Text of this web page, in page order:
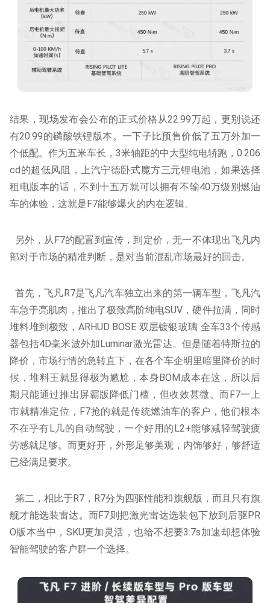
结果，现场发布会公布的正式价格从22.99万起，更别说还
有20.99的磷酸铁锂版本。一下子比预售价低了五万外加一
个低配。作为五米车长，3米轴距的中大型纯电轿跑，0.206
cd的超低风阻，上汽宁德卧式魔方三元锂电池，如果选择
租电版本的话，不到十五万就可以拥有不输40万级别燃油
车的体验，这就是F7能够爆火的内在逻辑。
另外，从F7的配置到宣传，到定价，无一不体现出飞凡内
部对于市场的精准判断，是对当前混乱市场最好的回击。
首先，飞凡R7是飞凡汽车独立出来的第一辆车型，飞凡汽
车急于亮肌肉，推出了极致高阶纯电SUV，硬件拉满，同时
堆料堆到极致，ARHUD BOSE 双层镀银玻璃 全车33个传感
器包括4D毫米波外加Luminar激光雷达。但是随着特斯拉的
降价，市场行情的急转直下，在各个车企明里暗里降价的时
候，堆料王就显得极为尴尬，本身BOM成本在这，所以后
期只能通过推出屏霸版降低门槛，但收效甚微。而F7一上
市就精准定位，F7抢的就是传统燃油车的客户，他们根本
不在乎有L几的自动驾驶，一个好用的L2+能够减轻驾驶疲
劳感就足够。而更好开，外形足够美观，内饰够好，够舒适
已经满足要求。
第二，相比于R7，R7分为四驱性能和旗舰版，而且只有旗
舰才能选装雷达。而F7则把激光雷达选装包下放到后驱PR
O版本当中，SKU更加灵活，也给不想要3.7s加速却想体验
智能驾驶的客户群一个选择。